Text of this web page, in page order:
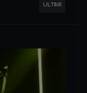
ULTIMI